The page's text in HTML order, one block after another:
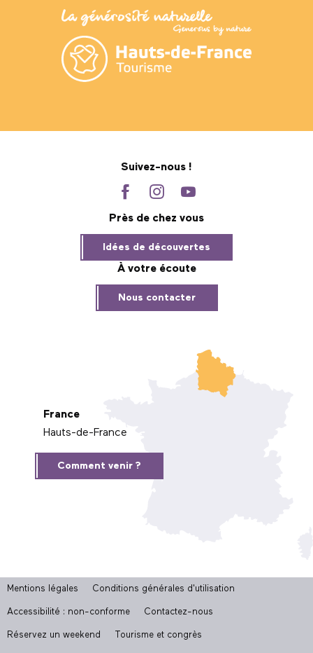
Suivez-nous !
Près de chez vous
Idées de découvertes
À votre écoute
Nous contacter
France
Hauts-de-France
Comment venir ?
Mentions légales Conditions générales d'utilisation
Accessibilité : non-conforme Contactez-nous
Réservez un weekend Tourisme et congrès